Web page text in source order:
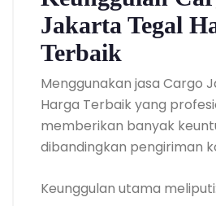
Jakarta Tegal
Terbaik
Menggunakan jasa Cargo
Harga Terbaik yang
memberikan banyak
dibandingkan pengiriman
Keunggulan utama meliputi: